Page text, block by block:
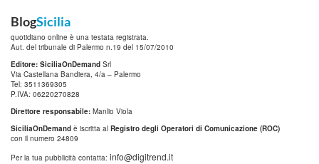
BlogSicilia
quotidiano online è una testata registrata.
Aut. del tribunale di Palermo n.19 del 15/07/2010
Editore: SiciliaOnDemand Srl
Via Castellana Bandiera, 4/a – Palermo
Tel: 3511369305
P.IVA: 06220270828
Direttore responsabile: Manlio Viola
SiciliaOnDemand è iscritta al Registro degli Operatori di Comunicazione (ROC)
con il numero 24809
Per la tua pubblicità contatta: info@digitrend.it